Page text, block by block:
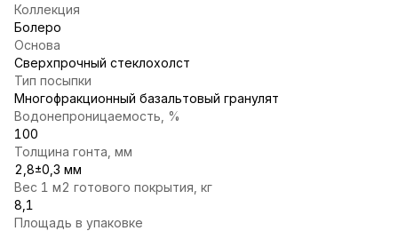
Коллекция
Болеро
Основа
Сверхпрочный стеклохолст
Тип посыпки
Многофракционный базальтовый гранулят
Водонепроницаемость, %
100
Толщина гонта, мм
2,8±0,3 мм
Вес 1 м2 готового покрытия, кг
8,1
Площадь в упаковке